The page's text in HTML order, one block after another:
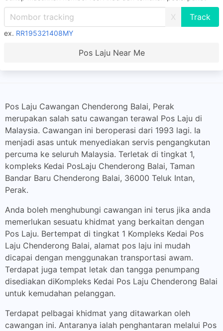
X
ex. RR195321408MY
Pos Laju Near Me
Pos Laju Cawangan Chenderong Balai, Perak
merupakan salah satu cawangan terawal Pos Laju di
Malaysia. Cawangan ini beroperasi dari 1993 lagi. Ia
menjadi asas untuk menyediakan servis pengangkutan
percuma ke seluruh Malaysia. Terletak di tingkat 1,
kompleks Kedai PosLaju Chenderong Balai, Taman
Bandar Baru Chenderong Balai, 36000 Teluk Intan,
Perak.
Anda boleh menghubungi cawangan ini terus jika anda
memerlukan sesuatu khidmat yang berkaitan dengan
Pos Laju. Bertempat di tingkat 1 Kompleks Kedai Pos
Laju Chenderong Balai, alamat pos laju ini mudah
dicapai dengan menggunakan transportasi awam.
Terdapat juga tempat letak dan tangga penumpang
disediakan diKompleks Kedai Pos Laju Chenderong Balai
untuk kemudahan pelanggan.
Terdapat pelbagai khidmat yang ditawarkan oleh
cawangan ini. Antaranya ialah penghantaran melalui Pos